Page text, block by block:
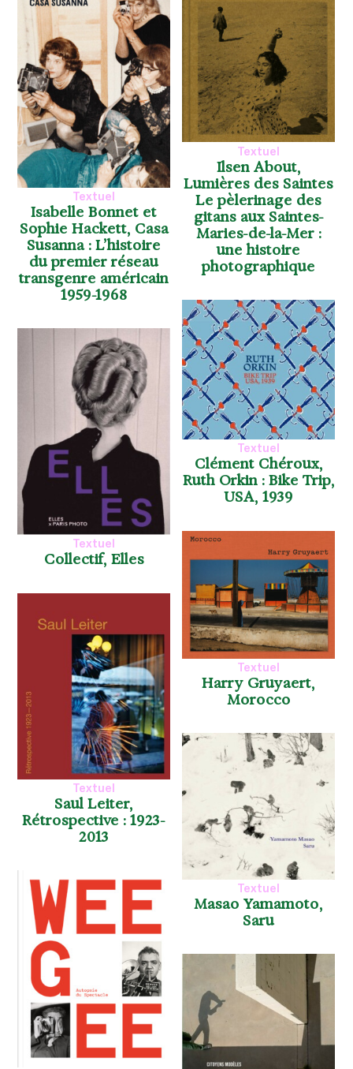
Textuel
Ilsen About,
Lumières des Saintes
Le pèlerinage des
gitans aux Saintes-
Maries-de-la-Mer :
une histoire
photographique
Textuel
Isabelle Bonnet et
Sophie Hackett, Casa
Susanna : L’histoire
du premier réseau
transgenre américain
1959-1968
Textuel
Clément Chéroux,
Ruth Orkin : Bike Trip,
USA, 1939
Textuel
Collectif, Elles
Textuel
Harry Gruyaert,
Morocco
Textuel
Saul Leiter,
Rétrospective : 1923-
2013
Textuel
Masao Yamamoto,
Saru